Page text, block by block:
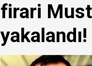
Trabzonspor, KAP'a
İzmir Büyükşehir
firari
yakalandı!